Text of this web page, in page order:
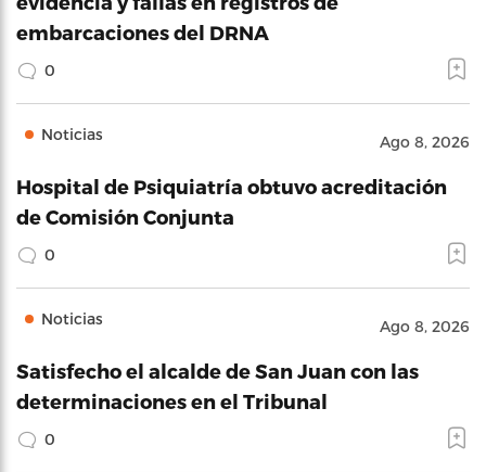
embarcaciones del DRNA
0
Noticias Ago 8, 2026
Hospital de Psiquiatría obtuvo acreditación
de Comisión Conjunta
0
Noticias Ago 8, 2026
Satisfecho el alcalde de San Juan con las
determinaciones en el Tribunal
0